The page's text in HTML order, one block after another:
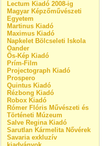
Lectum Kiadó 2008-ig
Magyar Képzőművészeti
Egyetem
Martinus Kiadó
Maximus Kiadó
Napkelet Bölcseleti Iskola
Oander
Ős-Kép Kiadó
Prím-Film
Projectograph Kiadó
Prospero
Quintus Kiadó
Rézbong Kiadó
Robox Kiadó
Rómer Flóris Művészeti és
Történeti Múzeum
Salve Regina Kiadó
Sarutlan Kármelita Nővérek
Savaria exkluzív